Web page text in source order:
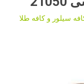
سیلور و کافه طلا